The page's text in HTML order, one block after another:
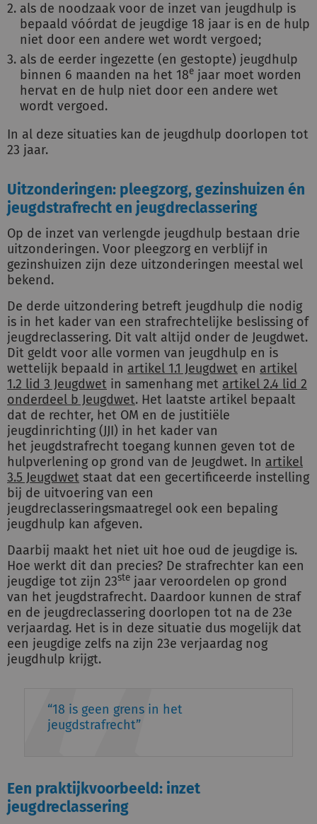
als de noodzaak voor de inzet van jeugdhulp is
bepaald vóórdat de jeugdige 18 jaar is en de hulp
niet door een andere wet wordt vergoed;
als de eerder ingezette (en gestopte) jeugdhulp
binnen 6 maanden na het 18e jaar moet worden
hervat en de hulp niet door een andere wet
wordt vergoed.
In al deze situaties kan de jeugdhulp doorlopen tot
23 jaar.
Uitzonderingen: pleegzorg, gezinshuizen én
jeugdstrafrecht en jeugdreclassering
Op de inzet van verlengde jeugdhulp bestaan drie
uitzonderingen. Voor pleegzorg en verblijf in
gezinshuizen zijn deze uitzonderingen meestal wel
bekend.
De derde uitzondering betreft jeugdhulp die nodig
is in het kader van een strafrechtelijke beslissing of
jeugdreclassering. Dit valt altijd onder de Jeugdwet.
Dit geldt voor alle vormen van jeugdhulp en is
wettelijk bepaald in artikel 1.1 Jeugdwet en artikel
1.2 lid 3 Jeugdwet in samenhang met artikel 2.4 lid 2
onderdeel b Jeugdwet. Het laatste artikel bepaalt
dat de rechter, het OM en de justitiële
jeugdinrichting (JJI) in het kader van
het jeugdstrafrecht toegang kunnen geven tot de
hulpverlening op grond van de Jeugdwet. In artikel
3.5 Jeugdwet staat dat een gecertificeerde instelling
bij de uitvoering van een
jeugdreclasseringsmaatregel ook een bepaling
jeugdhulp kan afgeven.
Daarbij maakt het niet uit hoe oud de jeugdige is.
Hoe werkt dit dan precies? De strafrechter kan een
jeugdige tot zijn 23ste jaar veroordelen op grond
van het jeugdstrafrecht. Daardoor kunnen de straf
en de jeugdreclassering doorlopen tot na de 23e
verjaardag. Het is in deze situatie dus mogelijk dat
een jeugdige zelfs na zijn 23e verjaardag nog
jeugdhulp krijgt.
18 is geen grens in het
jeugdstrafrecht
Een praktijkvoorbeeld: inzet
jeugdreclassering